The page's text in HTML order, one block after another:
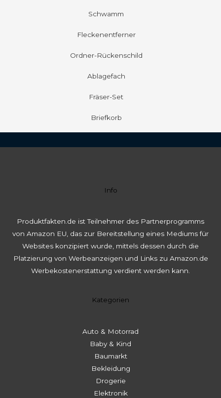
Schwamm
Fleckenentferner
Ordner-Rückenschild
Ablagefach
Fräser-Set
Briefkorb
Info
Produktfakten.de ist Teilnehmer des Partnerprogramms
von Amazon EU, das zur Bereitstellung eines Mediums für
Websites konzipiert wurde, mittels dessen durch die
Platzierung von Werbeanzeigen und Links zu Amazon.de
Werbekostenerstattung verdient werden kann.
Kategorien
Auto & Motorrad
Baby & Kind
Baumarkt
Bekleidung
Drogerie
Elektronik